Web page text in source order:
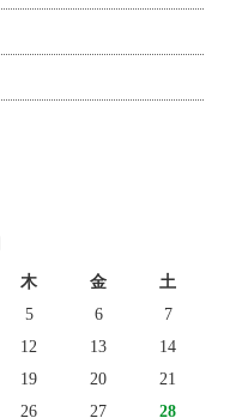
木 金
土
5 6
7
12 13
14
19 20
21
26 27 28